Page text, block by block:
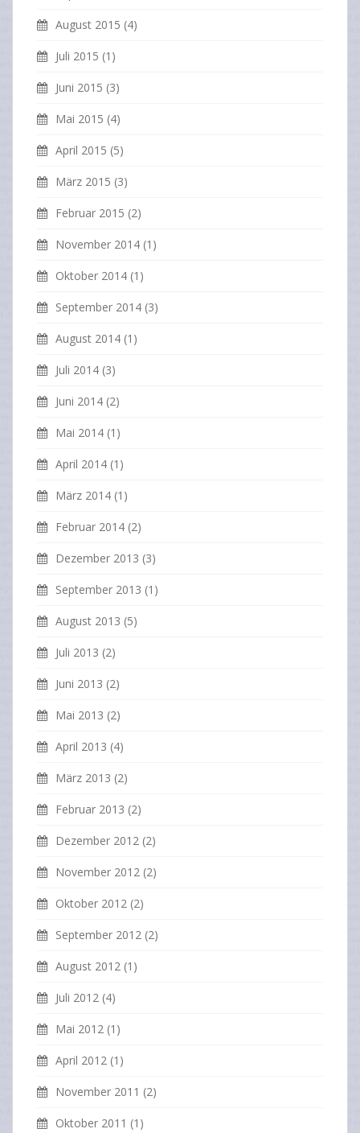
August 2015 (4)
Juli 2015 (1)
Juni 2015 (3)
Mai 2015 (4)
April 2015 (5)
März 2015 (3)
Februar 2015 (2)
November 2014 (1)
Oktober 2014 (1)
September 2014 (3)
August 2014 (1)
Juli 2014 (3)
Juni 2014 (2)
Mai 2014 (1)
April 2014 (1)
März 2014 (1)
Februar 2014 (2)
Dezember 2013 (3)
September 2013 (1)
August 2013 (5)
Juli 2013 (2)
Juni 2013 (2)
Mai 2013 (2)
April 2013 (4)
März 2013 (2)
Februar 2013 (2)
Dezember 2012 (2)
November 2012 (2)
Oktober 2012 (2)
September 2012 (2)
August 2012 (1)
Juli 2012 (4)
Mai 2012 (1)
April 2012 (1)
November 2011 (2)
Oktober 2011 (1)